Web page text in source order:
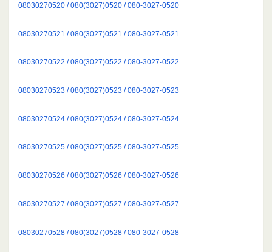
08030270520 / 080(3027)0520 / 080-3027-0520
08030270521 / 080(3027)0521 / 080-3027-0521
08030270522 / 080(3027)0522 / 080-3027-0522
08030270523 / 080(3027)0523 / 080-3027-0523
08030270524 / 080(3027)0524 / 080-3027-0524
08030270525 / 080(3027)0525 / 080-3027-0525
08030270526 / 080(3027)0526 / 080-3027-0526
08030270527 / 080(3027)0527 / 080-3027-0527
08030270528 / 080(3027)0528 / 080-3027-0528